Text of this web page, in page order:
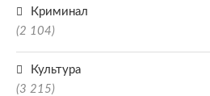
Криминал
(2 104)
Культура
(3 215)